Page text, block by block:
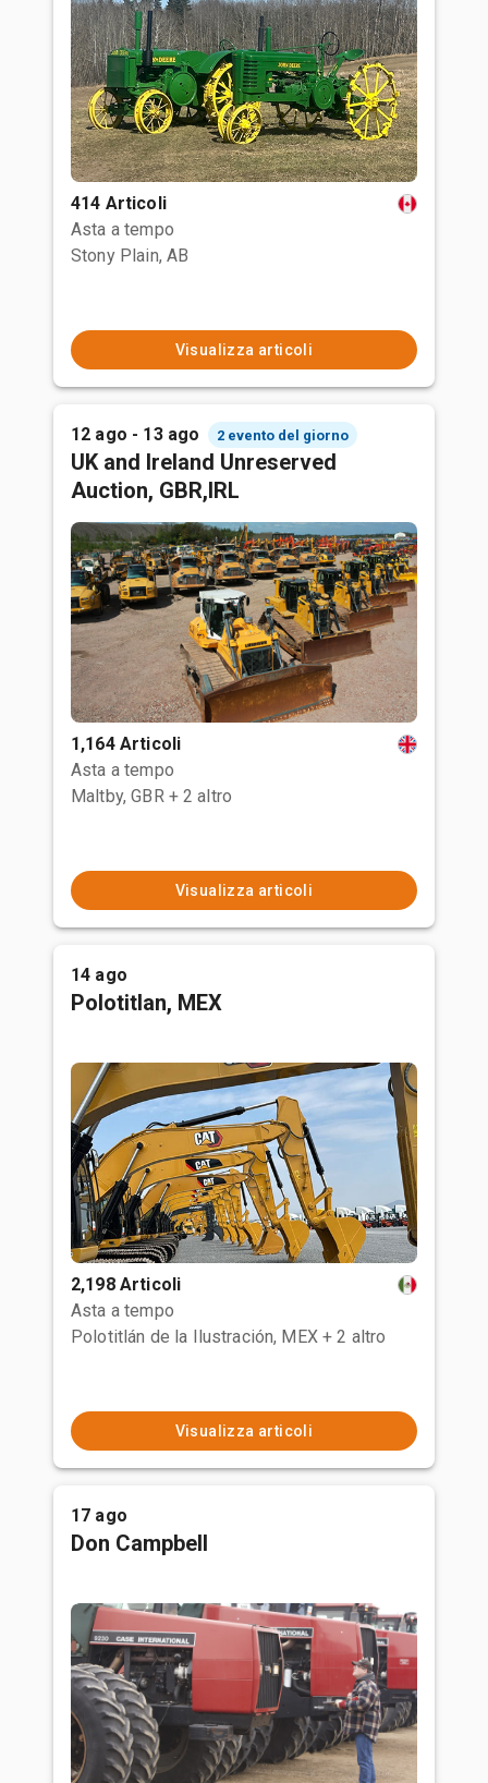
414 Articoli
Asta a tempo
Stony Plain, AB
Visualizza articoli
12 ago - 13 ago 2 evento del giorno
UK and Ireland Unreserved
Auction, GBR,IRL
1,164 Articoli
Asta a tempo
Maltby, GBR + 2 altro
Visualizza articoli
14 ago
Polotitlan, MEX
2,198 Articoli
Asta a tempo
Polotitlán de la Ilustración, MEX + 2 altro
Visualizza articoli
17 ago
Don Campbell